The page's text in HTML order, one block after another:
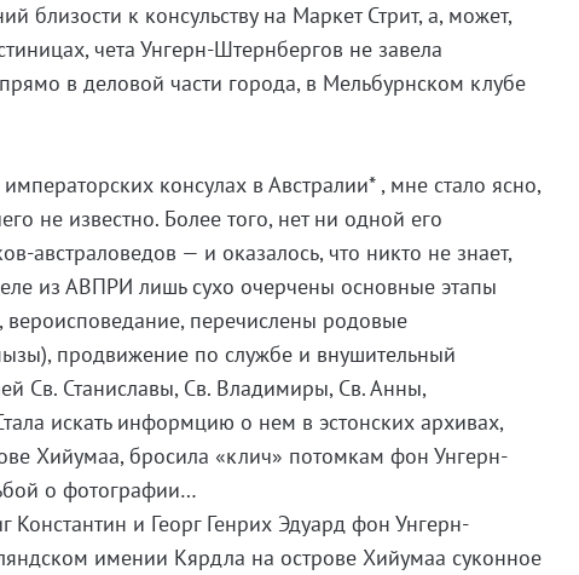
близости к консульству на Маркет Стрит, а, может,
чета Унгерн-Штернбергов не завела
в деловой части города, в Мельбурнском клубе
консулах в Австралии* , мне стало ясно,
не известно. Более того, нет ни одной его
австраловедов — и оказалось, что никто не знает,
из АВПРИ лишь сухо очерчены основные этапы
перечислены родовые
продвижение по службе и внушительный
Св. Станиславы, Св. Владимиры, Св. Анны,
искать информцию о нем в эстонских архивах,
Хийумаа, бросила «клич» потомкам фон Унгерн-
о фотографии…
и Георг Генрих Эдуард фон Унгерн-
имении Кярдла на острове Хийумаа суконное